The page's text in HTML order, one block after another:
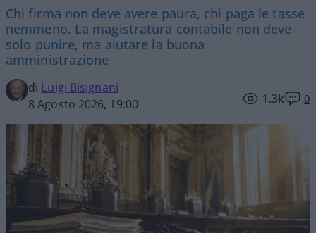
Chi firma non deve avere paura, chi paga le tasse
nemmeno. La magistratura contabile non deve
solo punire, ma aiutare la buona
amministrazione
di Luigi Bisignani
8 Agosto 2026, 19:00
1.3k 0